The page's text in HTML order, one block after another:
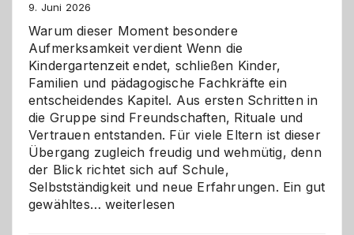
9. Juni 2026
Warum dieser Moment besondere
Aufmerksamkeit verdient Wenn die
Kindergartenzeit endet, schließen Kinder,
Familien und pädagogische Fachkräfte ein
entscheidendes Kapitel. Aus ersten Schritten in
die Gruppe sind Freundschaften, Rituale und
Vertrauen entstanden. Für viele Eltern ist dieser
Übergang zugleich freudig und wehmütig, denn
der Blick richtet sich auf Schule,
Selbstständigkeit und neue Erfahrungen. Ein gut
gewähltes…Abschied
weiterlesen